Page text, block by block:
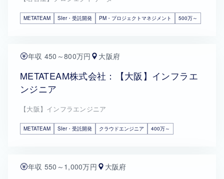
METATEAM SIer・受託開発 PM・プロジェクトマネジメント 500万～
年収 450～800万円 大阪府
METATEAM株式会社：【大阪】インフラエ
ンジニア
【大阪】インフラエンジニア
METATEAM SIer・受託開発 クラウドエンジニア 400万～
年収 550～1,000万円 大阪府